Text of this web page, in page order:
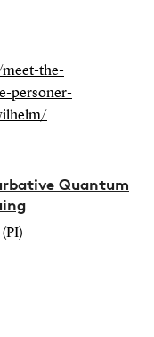
the-
personer-
Quantum